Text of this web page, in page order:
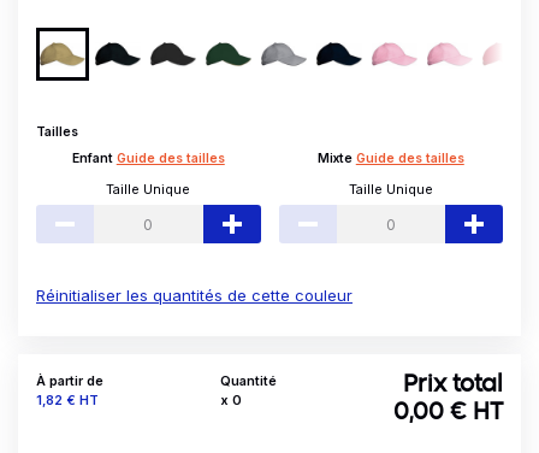
Tailles
Enfant Guide des tailles
Taille Unique
Mixte Guide des tailles
Taille Unique
Réinitialiser les quantités de cette couleur
À partir de
Prix
1,82 € HT
Quantité
x 0
Prix total
0,00 € HT